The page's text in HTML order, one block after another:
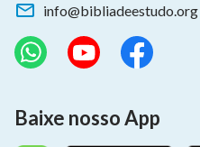
info@bibliadeestudo.org
Baixe nosso App